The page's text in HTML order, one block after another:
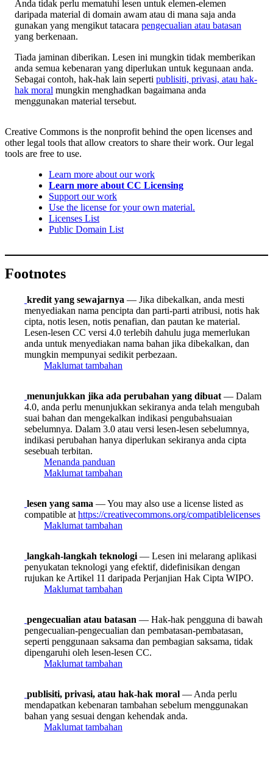
Anda tidak perlu mematuhi lesen untuk elemen-elemen
daripada material di domain awam atau di mana saja anda
gunakan yang mengikut tatacara pengecualian atau batasan
yang berkenaan.
Tiada jaminan diberikan. Lesen ini mungkin tidak memberikan
anda semua kebenaran yang diperlukan untuk kegunaan anda.
Sebagai contoh, hak-hak lain seperti publisiti, privasi, atau hak-
hak moral mungkin menghadkan bagaimana anda
menggunakan material tersebut.
Creative Commons is the nonprofit behind the open licenses and
other legal tools that allow creators to share their work. Our legal
tools are free to use.
Learn more about our work
Learn more about CC Licensing
Support our work
Use the license for your own material.
Licenses List
Public Domain List
Footnotes
kredit yang sewajarnya — Jika dibekalkan, anda mesti
menyediakan nama pencipta dan parti-parti atribusi, notis hak
cipta, notis lesen, notis penafian, dan pautan ke material.
Lesen-lesen CC versi 4.0 terlebih dahulu juga memerlukan
anda untuk menyediakan nama bahan jika dibekalkan, dan
mungkin mempunyai sedikit perbezaan.
Maklumat tambahan
menunjukkan jika ada perubahan yang dibuat — Dalam
4.0, anda perlu menunjukkan sekiranya anda telah mengubah
suai bahan dan mengekalkan indikasi pengubahsuaian
sebelumnya. Dalam 3.0 atau versi lesen-lesen sebelumnya,
indikasi perubahan hanya diperlukan sekiranya anda cipta
sesebuah terbitan.
Menanda panduan
Maklumat tambahan
lesen yang sama — You may also use a license listed as
compatible at https://creativecommons.org/compatiblelicenses
Maklumat tambahan
langkah-langkah teknologi — Lesen ini melarang aplikasi
penyukatan teknologi yang efektif, didefinisikan dengan
rujukan ke Artikel 11 daripada Perjanjian Hak Cipta WIPO.
Maklumat tambahan
pengecualian atau batasan — Hak-hak pengguna di bawah
pengecualian-pengecualian dan pembatasan-pembatasan,
seperti penggunaan saksama dan pembagian saksama, tidak
dipengaruhi oleh lesen-lesen CC.
Maklumat tambahan
publisiti, privasi, atau hak-hak moral — Anda perlu
mendapatkan kebenaran tambahan sebelum menggunakan
bahan yang sesuai dengan kehendak anda.
Maklumat tambahan